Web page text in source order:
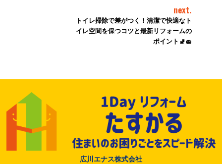
next.
トイレ掃除で差がつく！清潔で快適なト
イレ空間を保つコツと最新リフォームの
ポイント🚽🧽
広川エナス株式会社